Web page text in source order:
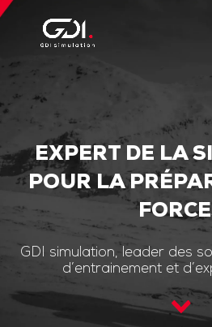
EXPERT DE LA
POUR LA
GDI simulation, leader des
d’entrainement et